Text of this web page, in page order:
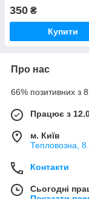
350 ₴
Купити
Про нас
66% позитивних з
Працює з
м. Київ
Тепловозна,
Контакти
Сьогодні